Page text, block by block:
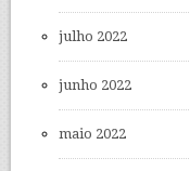
julho 2022
junho 2022
maio 2022